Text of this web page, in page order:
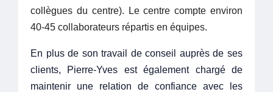
collègues du centre). Le centre compte environ
40-45 collaborateurs répartis en équipes.
En plus de son travail de conseil auprès de ses
clients, Pierre-Yves est également chargé de
maintenir une relation de confiance avec les